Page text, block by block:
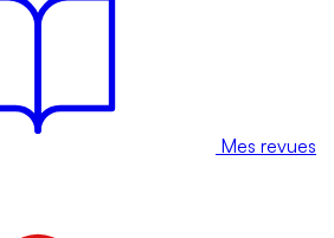
Mes revues